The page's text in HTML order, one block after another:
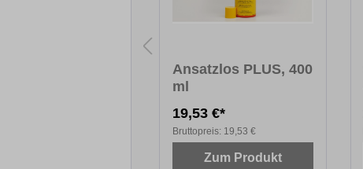
Ansatzlos PLUS, 400
ml
19,53 €*
Bruttopreis: 19,53 €
Zum Produkt